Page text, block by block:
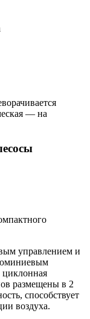
— на
управлением и
циклонная
размещены в 2
способствует
воздуха.